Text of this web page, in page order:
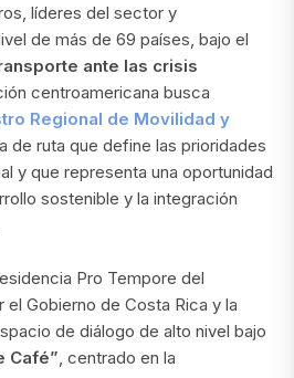
líderes del sector y
de más de 69 países, bajo el
ante las crisis
centroamericana busca
Regional de Movilidad y
de ruta que define las prioridades
y que representa una oportunidad
sostenible y la integración
Pro Tempore del
Gobierno de Costa Rica y la
de diálogo de alto nivel bajo
Café” , centrado en la